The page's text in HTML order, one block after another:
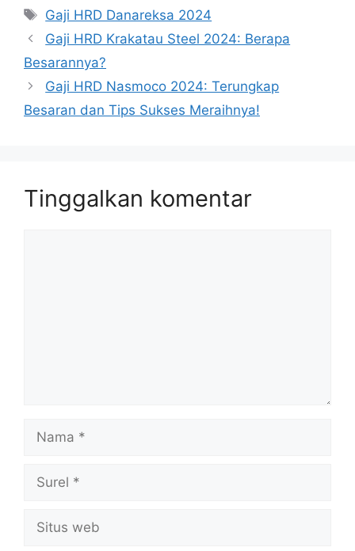
Tag
Gaji HRD Danareksa 2024
Gaji HRD Krakatau Steel 2024: Berapa
Besarannya?
Gaji HRD Nasmoco 2024: Terungkap
Besaran dan Tips Sukses Meraihnya!
Tinggalkan komentar
Nama
Surel
Situs
web